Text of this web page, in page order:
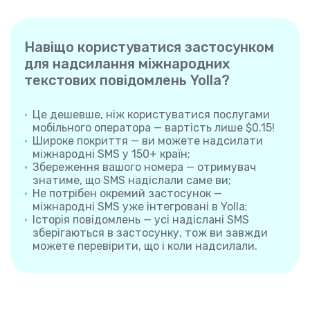
Навіщо користуватися застосунком
для надсилання міжнародних
текстових повідомлень Yolla?
Це дешевше, ніж користуватися послугами
мобільного оператора — вартість лише $0.15!
Широке покриття — ви можете надсилати
міжнародні SMS у 150+ країн;
Збереження вашого номера — отримувач
знатиме, що SMS надіслали саме ви;
Не потрібен окремий застосунок —
міжнародні SMS уже інтегровані в Yolla;
Історія повідомлень — усі надіслані SMS
зберігаються в застосунку, тож ви завжди
можете перевірити, що і коли надсилали.